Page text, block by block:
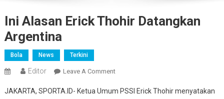
Ini Alasan Erick Thohir Datangkan
Argentina
Bola News Terkini
Editor Leave A CommentOn
Alasan
JAKARTA, SPORTA.ID- Ketua Umum PSSI Erick Thohir menyatakan